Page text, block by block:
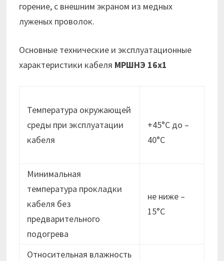
горение, с внешним экраном из медных
луженых проволок.
Основные технические и эксплуатационные
характеристики кабеля МРШНЭ 16х1
Температура окружающей
среды при эксплуатации
кабеля
+45°С до –
40°С
Минимальная
температура прокладки
кабеля без
предварительного
подогрева
не ниже –
15°C
Относительная влажность